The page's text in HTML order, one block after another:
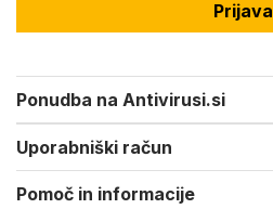
Prijava
Ponudba na Antivirusi.si
Uporabniški račun
Pomoč in informacije